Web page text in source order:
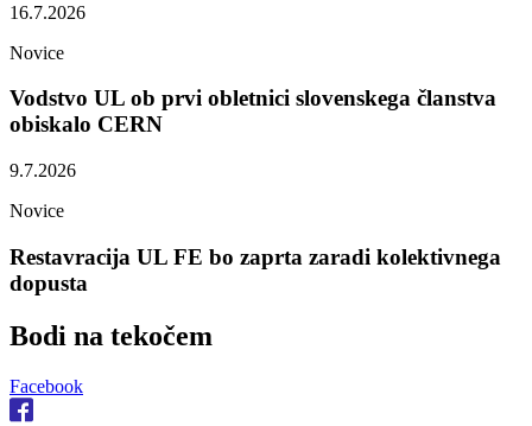
16.7.2026
Novice
Vodstvo UL ob prvi obletnici slovenskega članstva
obiskalo CERN
9.7.2026
Novice
Restavracija UL FE bo zaprta zaradi kolektivnega
dopusta
Bodi na tekočem
Facebook